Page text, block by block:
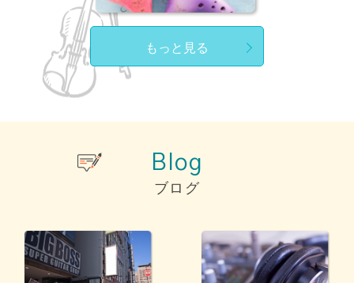
もっと見る
Blog
ブログ